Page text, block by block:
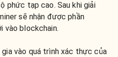
phức tạp cao. Sau khi giải
sẽ nhận được phần
vào blockchain.
vào quá trình xác thực của